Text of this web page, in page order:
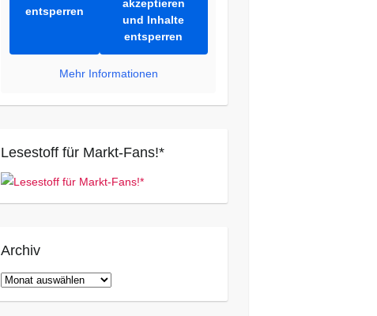
entsperren
akzeptieren
und Inhalte
entsperren
Mehr Informationen
Lesestoff für Markt-Fans!*
Archiv
Archiv